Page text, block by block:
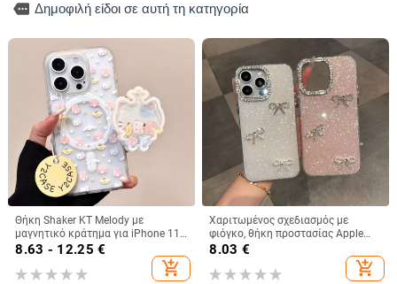
more Δημοφιλή είδοι σε αυτή τη κατηγορία
Θήκη Shaker KT Melody με
μαγνητικό κράτημα για iPhone 11-
14 Pro/Max, ακρυλική, ματ
φινίρισμα, αντοχή σε πτώσεις
8.63 - 12.25 €
add_shopping_cart
Χαριτωμένος σχεδιασμός με
φιόγκο, θήκη προστασίας Apple
iPhone 11–15 Pro Max, πλήρης
8.03 €
add_shopping_cart